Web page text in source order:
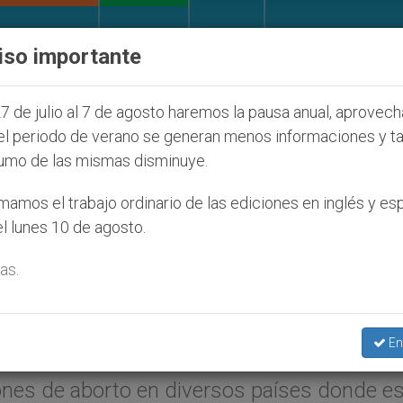
a su propio obispo (y cardenal) quien les
deploran el apoyo
aborto
(
).- Los
decisión de Amnistía
de aborto en diversos países donde
importante
de julio al 7 de agosto haremos la pausa anual,
periodo de verano se generan menos informaciones y
de las mismas disminuye.
el trabajo ordinario de las ediciones en inglés y
lunes 10 de agosto.